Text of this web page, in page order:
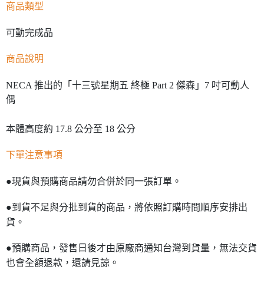
商品類型
可動完成品
商品說明
NECA 推出的「十三號星期五 終極 Part 2 傑森」7 吋可動人
偶
本體高度約 17.8 公分至 18 公分
下單注意事項
●現貨與預購商品請勿合併於同一張訂單。
●到貨不足與分批到貨的商品，將依照訂購時間順序安排出
貨。
●預購商品，發售日後才由原廠商通知台灣到貨量，無法交貨
也會全額退款，還請見諒。